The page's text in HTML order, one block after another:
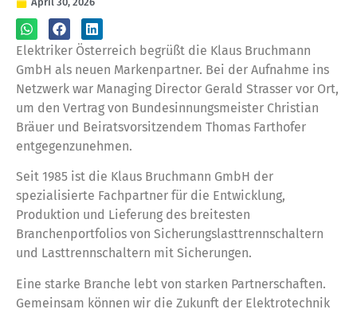
Elektriker Österreich begrüßt die Klaus Bruchmann
GmbH als neuen Markenpartner. Bei der Aufnahme ins
Netzwerk war Managing Director Gerald Strasser vor Ort,
um den Vertrag von Bundesinnungsmeister Christian
Bräuer und Beiratsvorsitzendem Thomas Farthofer
entgegenzunehmen.
Seit 1985 ist die Klaus Bruchmann GmbH der
spezialisierte Fachpartner für die Entwicklung,
Produktion und Lieferung des breitesten
Branchenportfolios von Sicherungslasttrennschaltern
und Lasttrennschaltern mit Sicherungen.
Eine starke Branche lebt von starken Partnerschaften.
Gemeinsam können wir die Zukunft der Elektrotechnik